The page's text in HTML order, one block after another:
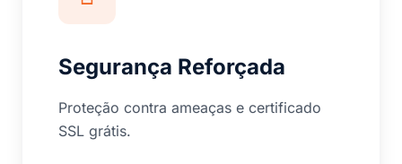
Segurança Reforçada
Proteção contra ameaças e certificado
SSL grátis.